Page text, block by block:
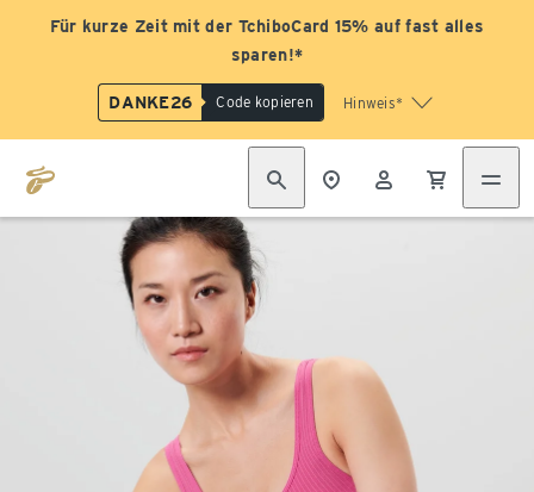
Für kurze Zeit mit der TchiboCard 15% auf fast alles
sparen!*
DANKE26 Code kopieren Hinweis*